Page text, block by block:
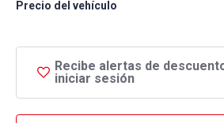
Precio del vehículo
Recibe alertas de
iniciar sesión